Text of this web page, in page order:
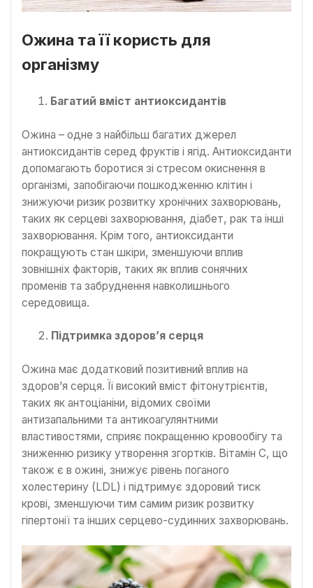
Ожина та її користь для
організму
Багатий вміст антиоксидантів
Ожина – одне з найбільш багатих джерел
антиоксидантів серед фруктів і ягід. Антиоксиданти
допомагають боротися зі стресом окиснення в
організмі, запобігаючи пошкодженню клітин і
знижуючи ризик розвитку хронічних захворювань,
таких як серцеві захворювання, діабет, рак та інші
захворювання. Крім того, антиоксиданти
покращують стан шкіри, зменшуючи вплив
зовнішніх факторів, таких як вплив сонячних
променів та забруднення навколишнього
середовища.
Підтримка здоров’я серця
Ожина має додатковий позитивний вплив на
здоров’я серця. Її високий вміст фітонутрієнтів,
таких як антоціаніни, відомих своїми
антизапальними та антикоагулянтними
властивостями, сприяє покращенню кровообігу та
зниженню ризику утворення згортків. Вітамін С, що
також є в ожині, знижує рівень поганого
холестерину (LDL) і підтримує здоровий тиск
крові, зменшуючи тим самим ризик розвитку
гіпертонії та інших серцево-судинних захворювань.